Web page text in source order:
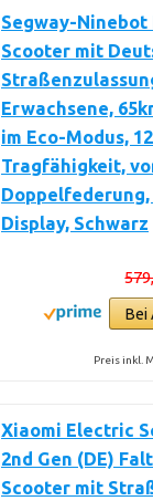
Segway-Ninebot
Scooter mit
Erwachsene,
im Eco-Modus,
Tragfähigkeit,
Doppelfederung,
Display, Schwarz
Bei
Preis inkl.
Xiaomi Electric
2nd Gen (DE)
Scooter mit